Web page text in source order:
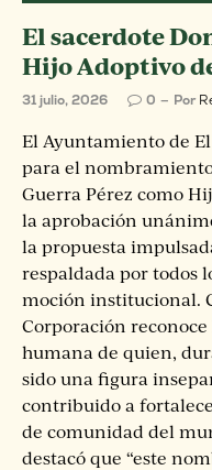
El sacerdote
Hijo Adoptivo
31 julio, 2026 0 Por
El Ayuntamiento de
para el
Guerra Pérez como
la aprobación
la propuesta
respaldada por todos
moción institucional.
Corporación
humana de quien,
sido una figura
contribuido a
de comunidad del
destacó que “este